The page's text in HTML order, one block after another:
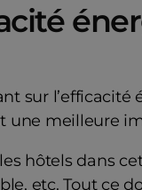
sur
une meilleure
hôtels dans
etc. Tout ce